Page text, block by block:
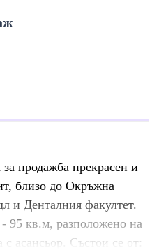
продажба прекрасен и
близо до Окръжна
и Денталния факултет.
кв.м, разположено на
с асансьор. Състои се от: